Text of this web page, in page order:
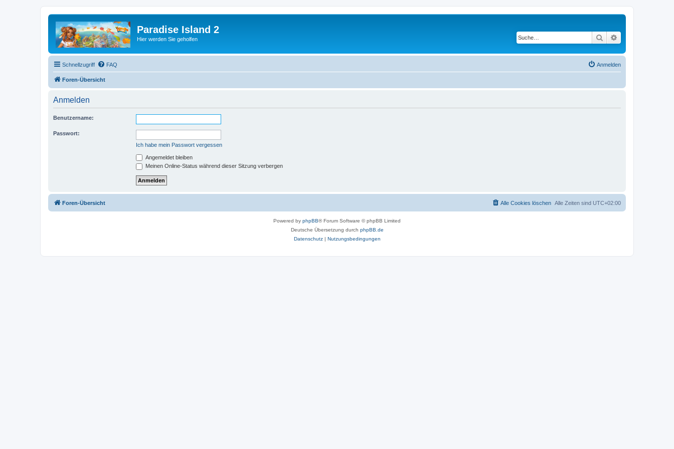
Paradise Island 2
Hier werden Sie geholfen Suche
Schnellzugriff FAQ Anmelden
Foren-Übersicht
Anmelden
Benutzername:
Passwort:
Ich habe mein Passwort vergessen
Angemeldet bleiben
Meinen Online-Status während dieser Sitzung verbergen
Foren-Übersicht Alle Zeiten sind UTC+02:00
Alle Cookies löschen
Powered by phpBB® Forum Software © phpBB Limited
Deutsche Übersetzung durch phpBB.de
Datenschutz| Nutzungsbedingungen